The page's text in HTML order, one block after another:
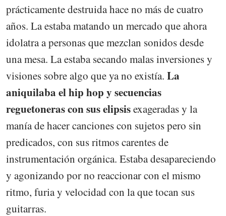
prácticamente destruida hace no más de cuatro
años. La estaba matando un mercado que ahora
idolatra a personas que mezclan sonidos desde
una mesa. La estaba secando malas inversiones y
visiones sobre algo que ya no existía. La
aniquilaba el hip hop y secuencias
reguetoneras con sus elipsisexageradas y la
manía de hacer canciones con sujetos pero sin
predicados, con sus ritmos carentes de
instrumentación orgánica. Estaba desapareciendo
y agonizando por no reaccionar con el mismo
ritmo, furia y velocidad con la que tocan sus
guitarras.